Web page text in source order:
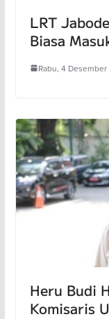
LRT
Biasa
Rabu, 4
Heru Budi
Komisaris